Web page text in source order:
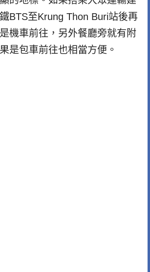
BTS至Krung Thon Buri站後再
機車前往，另外餐廳旁就有附
是包車前往也相當方便。